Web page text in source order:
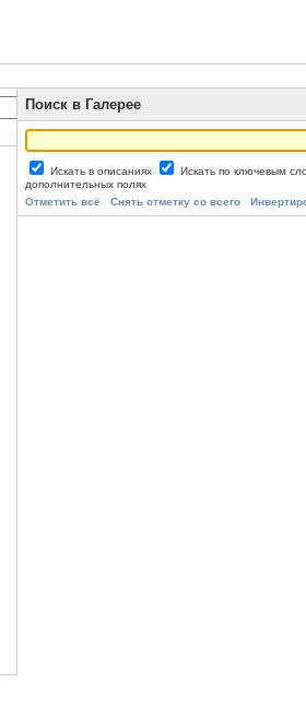
Поиск в Галерее
Искать в описаниях
Искать по ключевым
дополнительных полях
Отметить всё
Снять отметку со всего